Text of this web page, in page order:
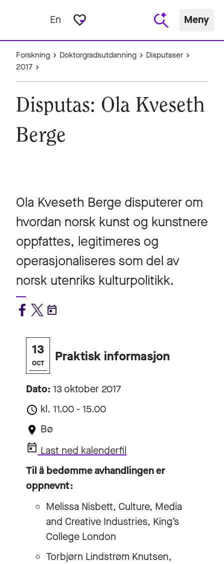
En favorite_border Meny
Forskning Doktorgradsutdanning
Disputaser
2017
Disputas: Ola Kveseth
Berge
Ola Kveseth Berge disputerer om
hvordan norsk kunst og kunstnere
oppfattes, legitimeres og
operasjonaliseres som del av
norsk utenriks kulturpolitikk.
13
OCT Praktisk informasjon
Dato: 13 oktober 2017
kl. 11.00 - 15.00
Bø
Last ned kalenderfil
Til å bedømme avhandlingen er
oppnevnt:
Melissa Nisbett, Culture, Media
and Creative Industries, King’s
College London
Torbjørn Lindstrøm Knutsen,